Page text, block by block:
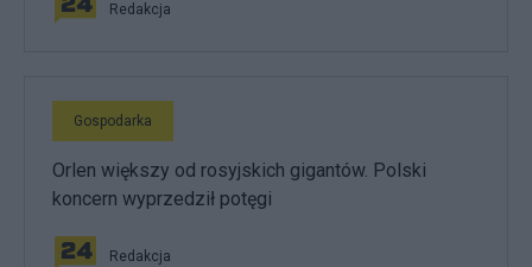
Redakcja
Gospodarka
Orlen większy od rosyjskich gigantów. Polski
koncern wyprzedził potęgi
Redakcja